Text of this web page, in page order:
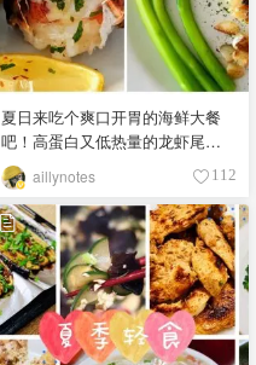
夏日来吃个爽口开胃的海鲜大餐
吧！高蛋白又低热量的龙虾尾＋
黑松露干贝/扇贝豪华组合
aillynotes 112